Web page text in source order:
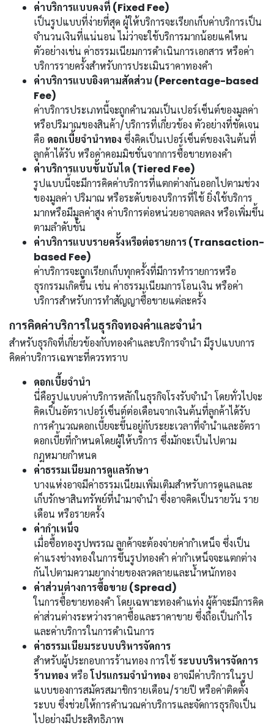
ค่าบริการแบบคงที่ (Fixed Fee)
เป็นรูปแบบที่ง่ายที่สุด ผู้ให้บริการจะเรียกเก็บค่าบริการเป็น
จำนวนเงินที่แน่นอน ไม่ว่าจะใช้บริการมากน้อยแค่ไหน
ตัวอย่างเช่น ค่าธรรมเนียมการดำเนินการเอกสาร หรือค่า
บริการรายครั้งสำหรับการประเมินราคาทองคำ
ค่าบริการแบบอิงตามสัดส่วน (Percentage-based
Fee)
ค่าบริการประเภทนี้จะถูกคำนวณเป็นเปอร์เซ็นต์ของมูลค่า
หรือปริมาณของสินค้า/บริการที่เกี่ยวข้อง ตัวอย่างที่ชัดเจน
คือ ดอกเบี้ยจำนำทอง ซึ่งคิดเป็นเปอร์เซ็นต์ของเงินต้นที่
ลูกค้าได้รับ หรือค่าคอมมิชชั่นจากการซื้อขายทองคำ
ค่าบริการแบบขั้นบันได (Tiered Fee)
รูปแบบนี้จะมีการคิดค่าบริการที่แตกต่างกันออกไปตามช่วง
ของมูลค่า ปริมาณ หรือระดับของบริการที่ใช้ ยิ่งใช้บริการ
มากหรือมีมูลค่าสูง ค่าบริการต่อหน่วยอาจลดลง หรือเพิ่มขึ้น
ตามลำดับขั้น
ค่าบริการแบบรายครั้งหรือต่อรายการ (Transaction-
based Fee)
ค่าบริการจะถูกเรียกเก็บทุกครั้งที่มีการทำรายการหรือ
ธุรกรรมเกิดขึ้น เช่น ค่าธรรมเนียมการโอนเงิน หรือค่า
บริการสำหรับการทำสัญญาซื้อขายแต่ละครั้ง
การคิดค่าบริการในธุรกิจทองคำและจำนำ
สำหรับธุรกิจที่เกี่ยวข้องกับทองคำและบริการจำนำ มีรูปแบบการ
คิดค่าบริการเฉพาะที่ควรทราบ
ดอกเบี้ยจำนำ
นี่คือรูปแบบค่าบริการหลักในธุรกิจโรงรับจำนำ โดยทั่วไปจะ
คิดเป็นอัตราเปอร์เซ็นต์ต่อเดือนจากเงินต้นที่ลูกค้าได้รับ
การคำนวณดอกเบี้ยจะขึ้นอยู่กับระยะเวลาที่จำนำและอัตรา
ดอกเบี้ยที่กำหนดโดยผู้ให้บริการ ซึ่งมักจะเป็นไปตาม
กฎหมายกำหนด
ค่าธรรมเนียมการดูแลรักษา
บางแห่งอาจมีค่าธรรมเนียมเพิ่มเติมสำหรับการดูแลและ
เก็บรักษาสินทรัพย์ที่นำมาจำนำ ซึ่งอาจคิดเป็นรายวัน ราย
เดือน หรือรายครั้ง
ค่ากำเหน็จ
เมื่อซื้อทองรูปพรรณ ลูกค้าจะต้องจ่ายค่ากำเหน็จ ซึ่งเป็น
ค่าแรงช่างทองในการขึ้นรูปทองคำ ค่ากำเหน็จจะแตกต่าง
กันไปตามความยากง่ายของลวดลายและน้ำหนักทอง
ค่าส่วนต่างการซื้อขาย (Spread)
ในการซื้อขายทองคำ โดยเฉพาะทองคำแท่ง ผู้ค้าจะมีการคิด
ค่าส่วนต่างระหว่างราคาซื้อและราคาขาย ซึ่งถือเป็นกำไร
และค่าบริการในการดำเนินการ
ค่าธรรมเนียมระบบบริหารจัดการ
สำหรับผู้ประกอบการร้านทอง การใช้ระบบบริหารจัดการ
ร้านทอง หรือ โปรแกรมจำนำทอง อาจมีค่าบริการในรูป
แบบของการสมัครสมาชิกรายเดือน/รายปี หรือค่าติดตั้ง
ระบบ ซึ่งช่วยให้การคำนวณค่าบริการและจัดการธุรกิจเป็น
ไปอย่างมีประสิทธิภาพ